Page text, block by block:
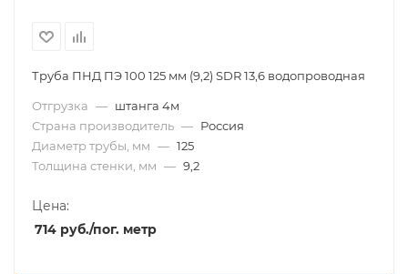
Труба ПНД ПЭ 100 125 мм (9,2) SDR 13,6 водопроводная
Отгрузка — штанга 4м
Страна производитель — Россия
Диаметр трубы, мм — 125
Толщина стенки, мм — 9,2
Цена:
714 руб./пог. метр